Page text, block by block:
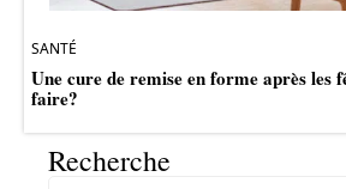
SANTÉ
Une cure de remise en forme après les
faire?
Recherche